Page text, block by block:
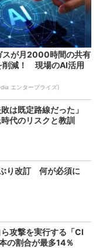
スが月2000時間の共有
削減！ 現場のAI活用
エンタープライズ)
は既定路線だった」
代のリスクと教訓
り改訂 何が必須に
攻撃を実行する「Cl
割合が最多14％